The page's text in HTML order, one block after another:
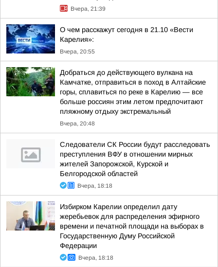
Вчера, 21:39
О чем расскажут сегодня в 21.10 «Вести
Карелия»:
Вчера, 20:55
Добраться до действующего вулкана на
Камчатке, отправиться в поход в Алтайские
горы, сплавиться по реке в Карелию — все
больше россиян этим летом предпочитают
пляжному отдыху экстремальный
Вчера, 20:48
Следователи СК России будут расследовать
преступления ВФУ в отношении мирных
жителей Запорожской, Курской и
Белгородской областей
Вчера, 18:18
Избирком Карелии определил дату
жеребьевок для распределения эфирного
времени и печатной площади на выборах в
Государственную Думу Российской
Федерации
Вчера, 18:18